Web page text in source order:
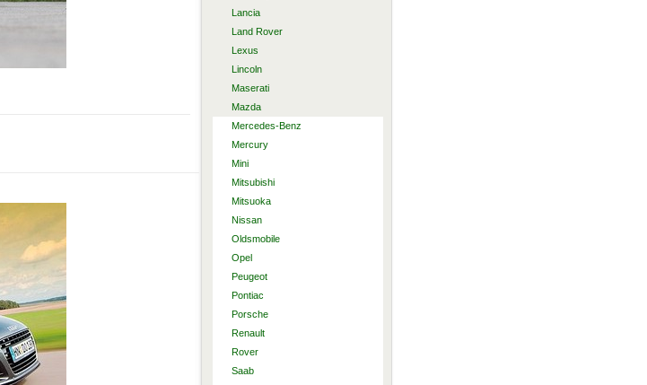
Lancia
Land Rover
Lexus
Lincoln
Maserati
Mazda
Mercedes-Benz
Mercury
Mini
Mitsubishi
Mitsuoka
Nissan
Oldsmobile
Opel
Peugeot
Pontiac
Porsche
Renault
Rover
Saab